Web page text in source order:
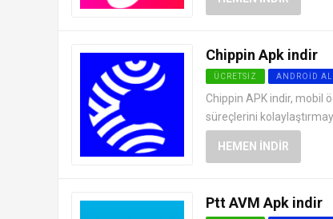
Chippin Apk indir
ÜCRETSIZ ANDROID
Chippin APK indir, mobil
süreçlerini
HEMEN İNDIR
Ptt AVM Apk indir